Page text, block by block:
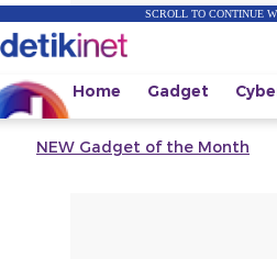
SCROLL TO CONTINUE
Home Gadget
NEW Gadget of the Month